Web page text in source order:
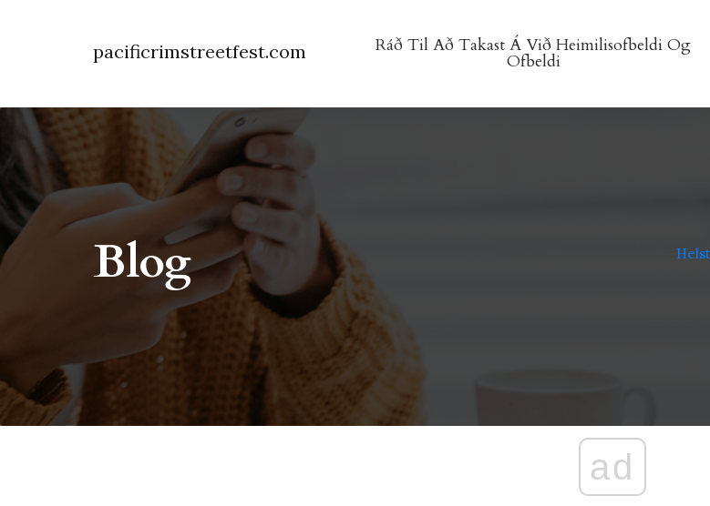
pacificrimstreetfest.com Ráð Til Að Takast Á Við Heimilisofbeldi Og
Ofbeldi
Blog
ad